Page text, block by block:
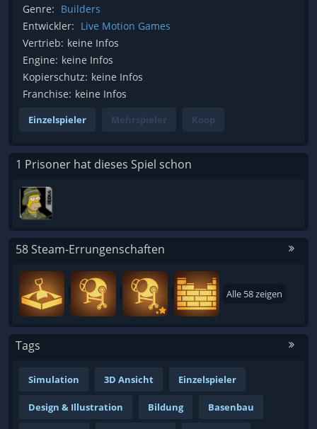
Genre: Builders
Entwickler: Live Motion Games
Vertrieb: keine Infos
Engine: keine Infos
Kopierschutz: keine Infos
Franchise: keine Infos
Einzelspieler Mehrspieler Koop
1 Prisoner hat dieses Spiel schon
58 Steam-Errungenschaften
Alle 58 zeigen
Tags
Simulation 3D Ansicht Einzelspieler
Design & Illustration Bildung Basenbau